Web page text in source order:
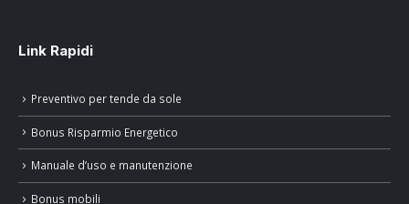
Link Rapidi
Preventivo per tende da sole
Bonus Risparmio Energetico
Manuale d’uso e manutenzione
Bonus mobili